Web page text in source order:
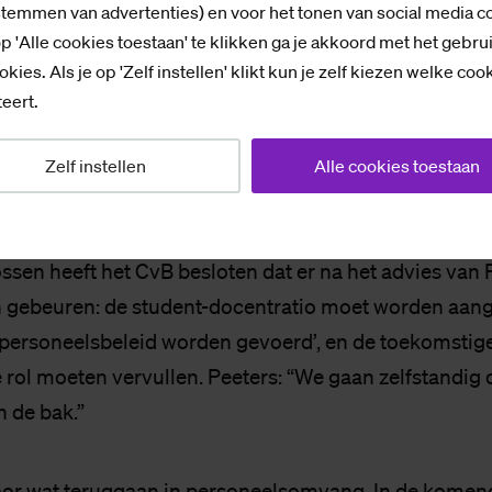
van advertenties) en voor het tonen van social media
'Alle cookies toestaan' te klikken ga je akkoord met het
Als je op 'Zelf instellen' klikt kun je zelf kiezen welke
Zelf instellen Alle cookies toestaan
wat een sterke academie is, hanteert het CvB
daar hangen onder meer criteria aan qua
en (financiële) toekomstbestendigheid.
er twijfels: de vastgestelde meerjarenbegroting
heeft het CvB besloten dat er na het advies van
de student-docentratio moet worden
worden gevoerd’, en de
rol moeten vervullen. Peeters: “We gaan zelfstandig
de bak.”